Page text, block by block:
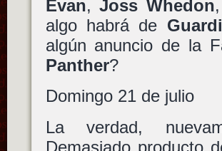
Evan,Joss Whedon
algo habrá de
algún anuncio de la
Panther?
Domingo 21 de julio
La verdad,
Demasiado producto